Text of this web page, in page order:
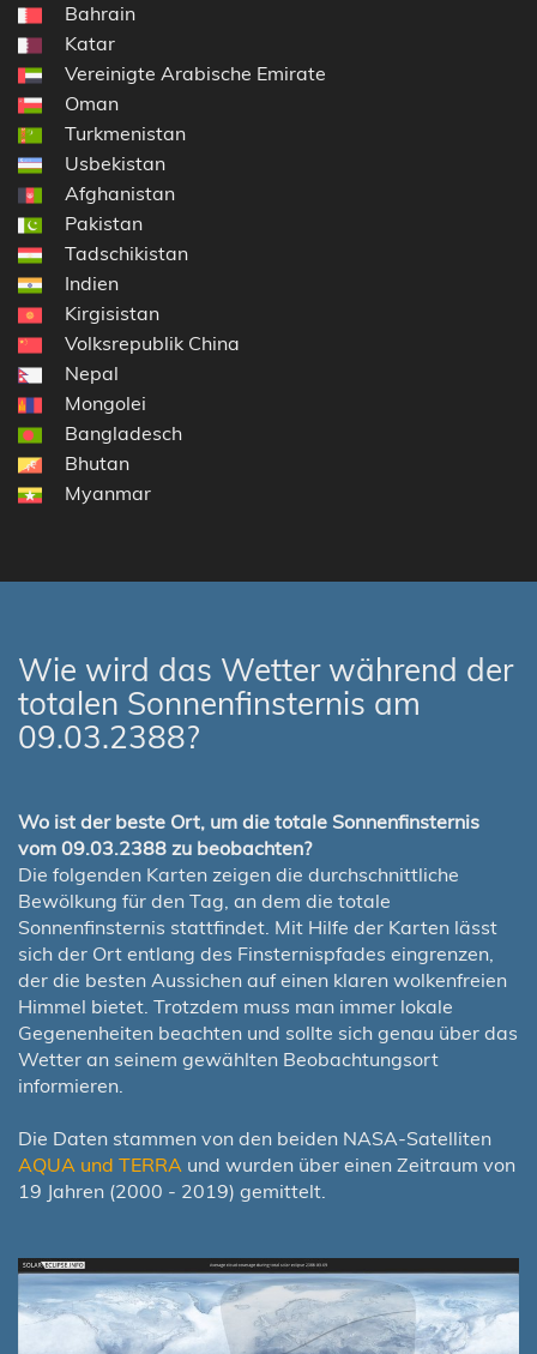
Bahrain
Katar
Vereinigte Arabische Emirate
Oman
Turkmenistan
Usbekistan
Afghanistan
Pakistan
Tadschikistan
Indien
Kirgisistan
Volksrepublik China
Nepal
Mongolei
Bangladesch
Bhutan
Myanmar
Wie wird das Wetter während der
totalen Sonnenfinsternis am
09.03.2388?
Wo ist der beste Ort, um die totale Sonnenfinsternis
vom 09.03.2388 zu beobachten?
Die folgenden Karten zeigen die durchschnittliche
Bewölkung für den Tag, an dem die totale
Sonnenfinsternis stattfindet. Mit Hilfe der Karten lässt
sich der Ort entlang des Finsternispfades eingrenzen,
der die besten Aussichen auf einen klaren wolkenfreien
Himmel bietet. Trotzdem muss man immer lokale
Gegenenheiten beachten und sollte sich genau über das
Wetter an seinem gewählten Beobachtungsort
informieren.
Die Daten stammen von den beiden NASA-Satelliten
AQUA und TERRA und wurden über einen Zeitraum von
19 Jahren (2000 - 2019) gemittelt.